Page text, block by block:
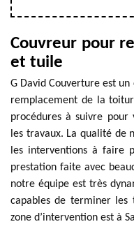
Couvreur pour
et tuile
G David Couverture est
remplacement de la
procédures à suivre
les travaux. La qualité de
les interventions à faire
prestation faite avec
notre équipe est très
capables de terminer les
zone d’intervention est à